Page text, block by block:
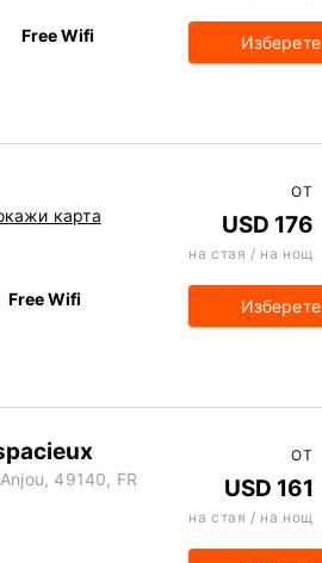
Free Wifi Изберете
карта
Free Wifi
ОТ
USD 176
на стая / на нощ
Изберете
49140, FR
ОТ
USD 161
на стая / на нощ